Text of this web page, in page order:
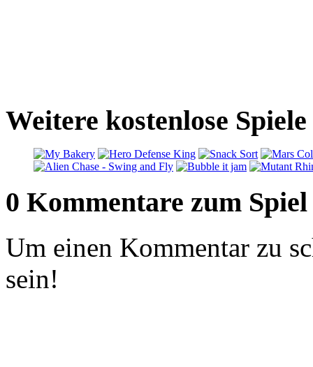
Weitere kostenlose
0 Kommentare zum Spiel
Um einen Kommentar zu
sein!